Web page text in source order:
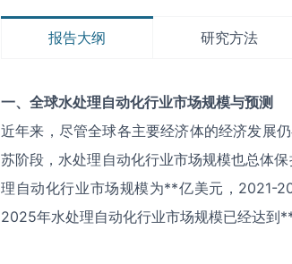
报告大纲 研究方法
一、全球水处理自动化行业市场规模与预测
近年来，尽管全球各主要经济体的经济发展
苏阶段，水处理自动化行业市场规模也总体
理自动化行业市场规模为**亿美元，2021-
2025年水处理自动化行业市场规模已经达到**